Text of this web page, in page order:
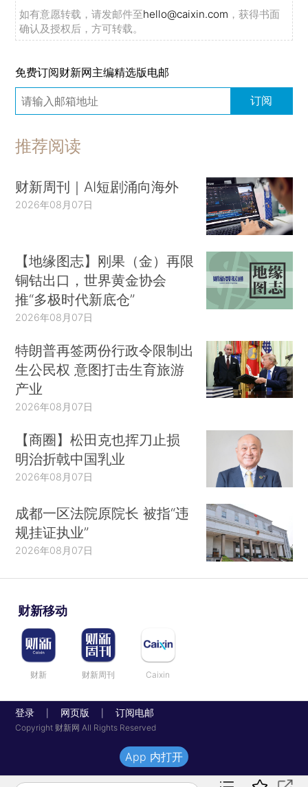
如有意愿转载，请发邮件至hello@caixin.com ，获得书面
确认及授权后，方可转载。
免费订阅财新网主编精选版电邮
订阅
推荐阅读
财新周刊｜AI短剧涌向海外
2026年08月07日
【地缘图志】刚果（金）再限
铜钴出口，世界黄金协会
推“多极时代新底仓”
2026年08月07日
特朗普再签两份行政令限制出
生公民权 意图打击生育旅游
产业
2026年08月07日
【商圈】松田克也挥刀止损
明治折戟中国乳业
2026年08月07日
成都一区法院原院长 被指“违
规挂证执业”
2026年08月07日
财新移动
财新 财新周刊 Caixin
登录 网页版 订阅电邮
Copyright 财新网 All Rights Reserved
App 内打开